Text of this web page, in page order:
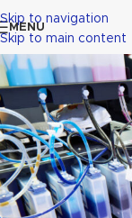
Skip to navigation
Skip to main content
MENU